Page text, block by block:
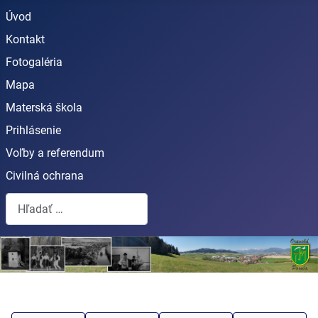
Úvod
Kontakt
Fotogaléria
Mapa
Materská škola
Prihlásenie
Voľby a referendum
Civilná ochrana
Hľadať...